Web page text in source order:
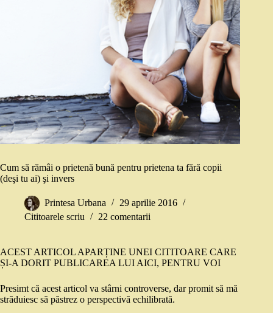
Cum să rămâi o prietenă bună pentru prietena ta fără copii
(deşi tu ai) şi invers
Printesa Urbana
29 aprilie 2016
Cititoarele scriu
22 comentarii
ACEST ARTICOL APARȚINE UNEI CITITOARE CARE
ȘI-A DORIT PUBLICAREA LUI AICI, PENTRU VOI
Presimt că acest articol va stârni controverse, dar promit să mă
străduiesc să păstrez o perspectivă echilibrată.